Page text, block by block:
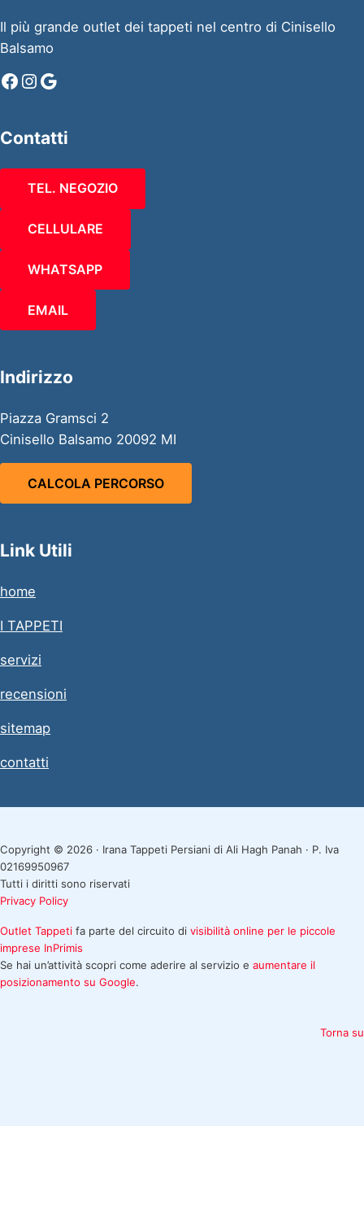
Il più grande outlet dei tappeti nel centro di Cinisello
Balsamo
Facebook
Instagram
Google
Contatti
TEL. NEGOZIO
CELLULARE
WHATSAPP
EMAIL
Indirizzo
Piazza Gramsci 2
Cinisello Balsamo 20092 MI
CALCOLA PERCORSO
Link Utili
home
I TAPPETI
servizi
recensioni
sitemap
contatti
Copyright © 2026 · Irana Tappeti Persiani di Ali Hagh Panah · P. Iva
02169950967
Tutti i diritti sono riservati
Privacy Policy
Outlet Tappeti fa parte del circuito divisibilità online per le piccole
imprese InPrimis
Se hai un’attività scopri come aderire al servizio eaumentare il
posizionamento su Google.
Torna su